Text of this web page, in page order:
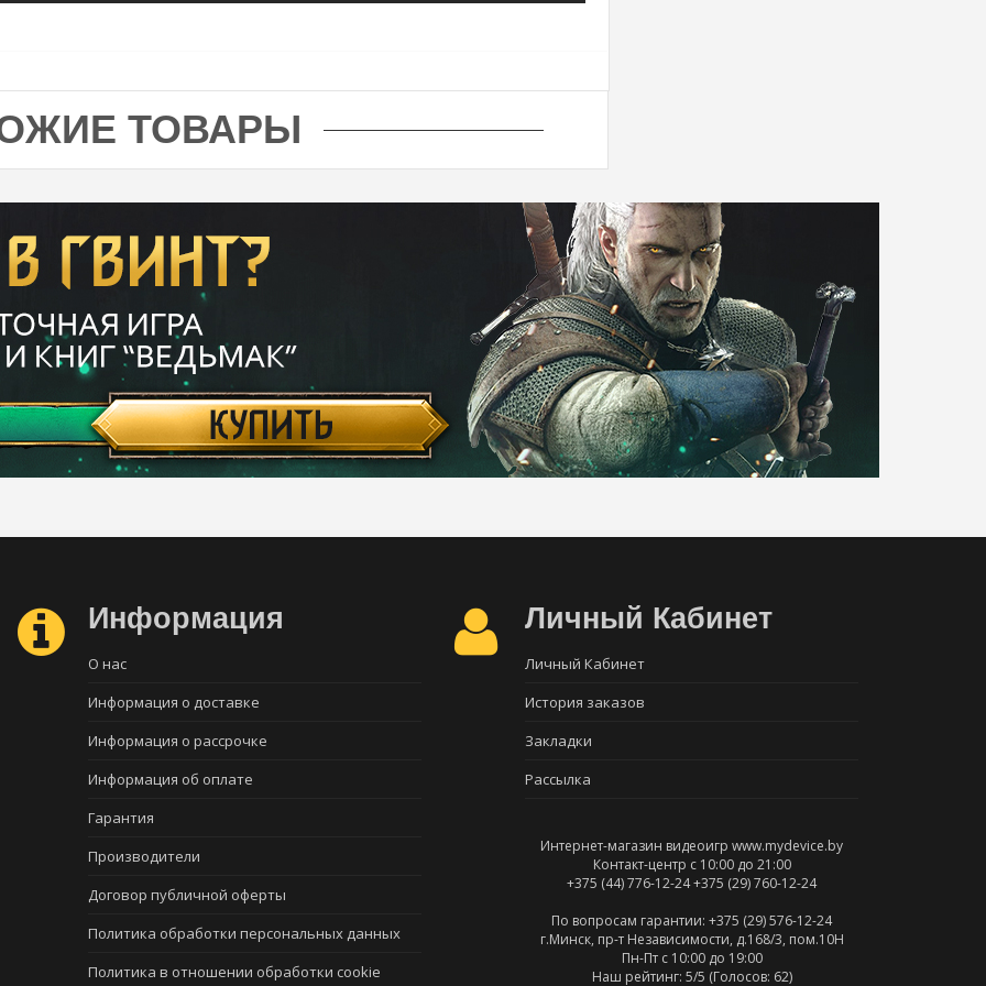
ТОВАРЫ
Информация
О нас
Информация о доставке
Информация о рассрочке
Информация об оплате
Гарантия
Производители
Договор публичной оферты
Политика обработки персональных данных
Политика в отношении обработки cookie
Личный Кабинет
Личный Кабинет
История заказов
Закладки
Рассылка
Интернет-магазин видеоигр www.mydevice.by
Контакт-центр с 10:00 до 21:00
+375 (44) 776-12-24+375 (29) 760-12-24
По вопросам гарантии: +375 (29) 576-12-24
г.Минск, пр-т Независимости, д.168/3, пом.10Н
Пн-Пт c 10:00 до 19:00
Наш рейтинг: 5/5 (Голосов: 62)